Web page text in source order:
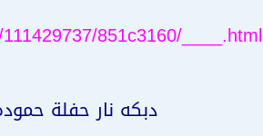
851c3160/____.html
دبكه نار حفلة